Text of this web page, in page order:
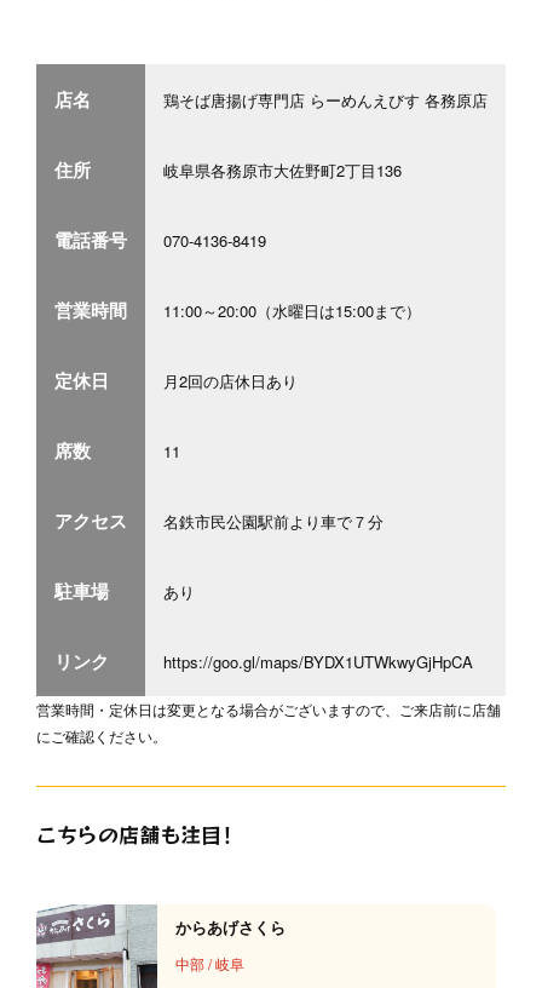
店名 鶏そば唐揚げ専門店 らーめんえびす 各務原店
住所 岐阜県各務原市大佐野町2丁目136
電話番号 070-4136-8419
営業時間 11:00～20:00（水曜日は15:00まで）
定休日 月2回の店休日あり
席数 11
アクセス 名鉄市民公園駅前より車で７分
駐車場 あり
リンク https://goo.gl/maps/BYDX1UTWkwyGjHpCA
営業時間・定休日は変更となる場合がございますので、ご来店前に店舗
にご確認ください。
こちらの店舗も注目！
からあげさくら
中部/岐阜